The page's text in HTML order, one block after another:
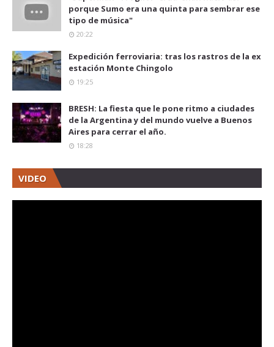
porque Sumo era una quinta para sembrar ese
tipo de música"
20:22
Expedición ferroviaria: tras los rastros de la ex
estación Monte Chingolo
19:25
BRESH: La fiesta que le pone ritmo a ciudades
de la Argentina y del mundo vuelve a Buenos
Aires para cerrar el año.
18:28
VIDEO